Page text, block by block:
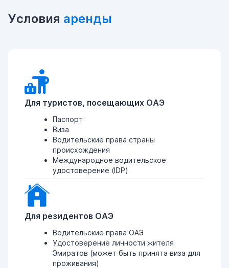
Условия аренды
Для туристов, посещающих ОАЭ
Паспорт
Виза
Водительские права страны
происхождения
Международное водительское
удостоверение (IDP)
Для резидентов ОАЭ
Водительские права ОАЭ
Удостоверение личности жителя
Эмиратов (может быть принята виза для
проживания)